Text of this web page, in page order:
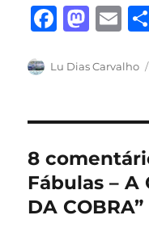
F
c
b
o
o
k
M
st
d
o
n
E
ai
Autor
Lu Dias Carvalho
8
Fábulas – A
DA COBRA”